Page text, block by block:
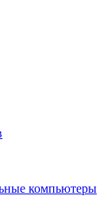
компьютеры